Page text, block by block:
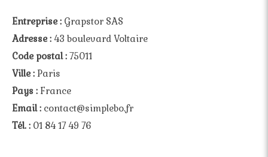
Entreprise : Grapstor SAS
Adresse : 43 boulevard Voltaire
Code postal : 75011
Ville : Paris
Pays : France
Email : contact@simplebo.fr
Tél. : 01 84 17 49 76